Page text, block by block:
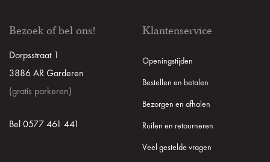
Bezoek of bel ons!
Dorpsstraat 1
3886 AR Garderen
(gratis parkeren)
Bel 0577 461 441
Klantenservice
Openingstijden
Bestellen en betalen
Bezorgen en afhalen
Ruilen en retourneren
Veel gestelde vragen